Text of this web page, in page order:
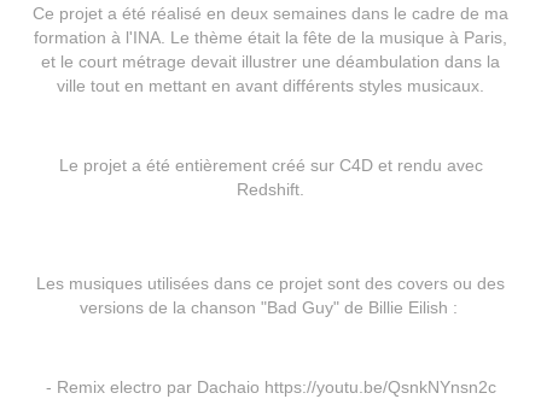
Ce projet a été réalisé en deux semaines dans le cadre de ma
formation à l'INA. Le thème était la fête de la musique à Paris,
et le court métrage devait illustrer une déambulation dans la
ville tout en mettant en avant différents styles musicaux.
Le projet a été entièrement créé sur C4D et rendu avec
Redshift.
Les musiques utilisées dans ce projet sont des covers ou des
versions de la chanson "Bad Guy" de Billie Eilish :
- Remix electro par Dachaio https://youtu.be/QsnkNYnsn2c